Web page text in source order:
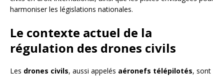
harmoniser les législations nationales.
Le contexte actuel de la
régulation des drones civils
Les drones civils, aussi appelés aéronefs télépilotés, sont